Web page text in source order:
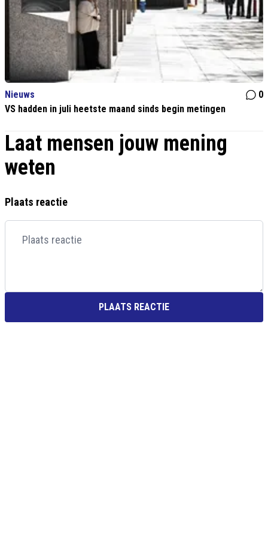
Nieuws
0
VS hadden in juli heetste maand sinds begin metingen
Laat mensen jouw mening
weten
Plaats reactie
PLAATS REACTIE